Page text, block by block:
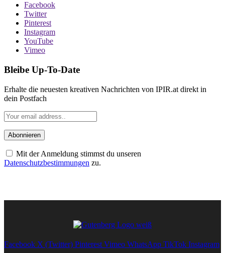
Facebook
Twitter
Pinterest
Instagram
YouTube
Vimeo
Bleibe Up-To-Date
Erhalte die neuesten kreativen Nachrichten von IPIR.at direkt in
dein Postfach
Mit der Anmeldung stimmst du unseren
Datenschutzbestimmungen zu.
Facebook X (Twitter) Pinterest Vimeo WhatsApp TikTok Instagram